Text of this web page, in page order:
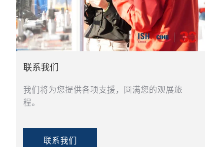
联系我们
我们将为您提供各项支援，圆满您的观展旅
程。
联系我们